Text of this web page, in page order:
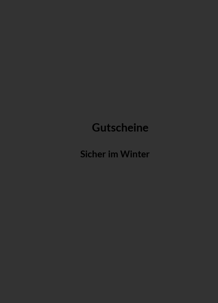
Gutscheine
Sicher im Winter